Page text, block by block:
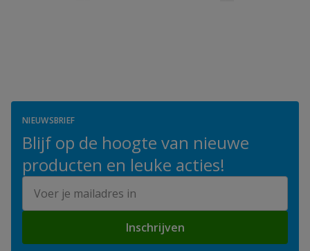
NIEUWSBRIEF
Blijf op de hoogte van nieuwe
producten en leuke acties!
Inschrijven